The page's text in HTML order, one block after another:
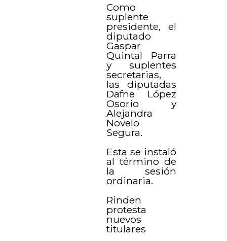
Como
suplente
presidente, el
diputado
Gaspar
Quintal Parra
y suplentes
secretarias,
las diputadas
Dafne López
Osorio y
Alejandra
Novelo
Segura.
Esta se instaló
al término de
la sesión
ordinaria.
Rinden
protesta
nuevos
titulares